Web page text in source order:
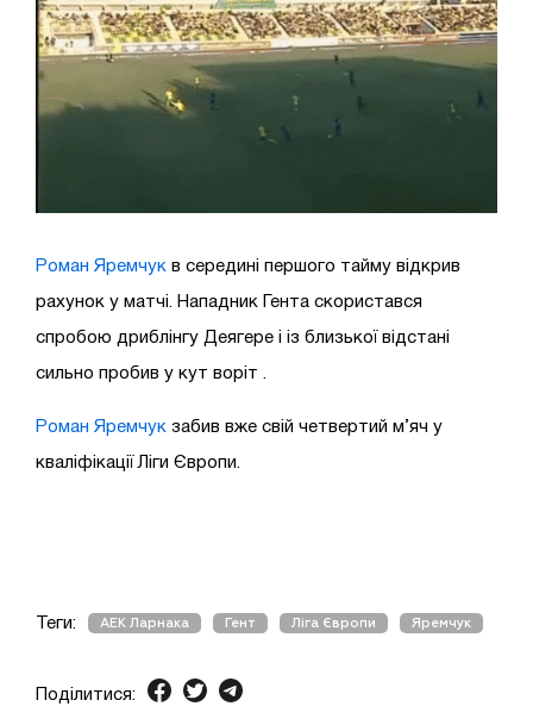
Роман Яремчук в середині першого тайму відкрив
рахунок у матчі. Нападник Гента скористався
спробою дриблінгу Деягере і із близької відстані
сильно пробив у кут воріт .
Роман Яремчук забив вже свій четвертий м’яч у
кваліфікації Ліги Європи.
Теги: АЕК Ларнака Гент Ліга Європи Яремчук
Поділитися: